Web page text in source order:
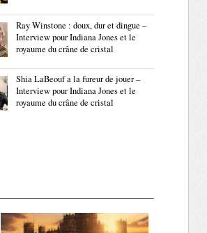
Ray Winstone : doux, dur et dingue –
Interview pour Indiana Jones et le
royaume du crâne de cristal
Shia LaBeouf a la fureur de jouer –
Interview pour Indiana Jones et le
royaume du crâne de cristal